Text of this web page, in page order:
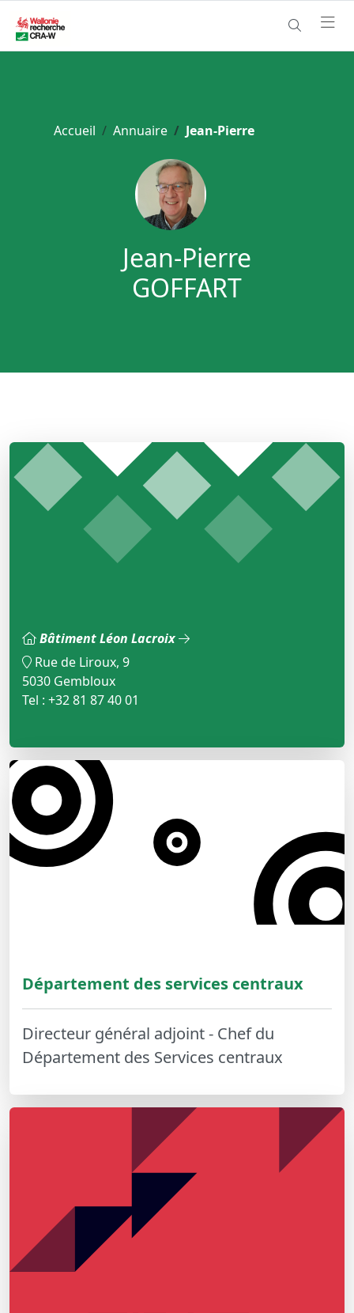
Accueil Annuaire Jean-Pierre
Jean-Pierre
GOFFART
Bâtiment Léon Lacroix
Rue de Liroux, 9
5030 Gembloux
Tel : +32 81 87 40 01
Département des services centraux
Directeur général adjoint - Chef du
Département des Services centraux